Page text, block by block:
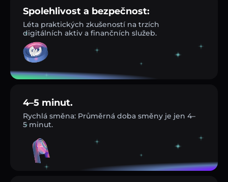
Spolehlivost a bezpečnost:
Léta praktických zkušeností na trzích
digitálních aktiv a finančních služeb.
4–5 minut.
Rychlá směna: Průměrná doba směny je jen 4–
5 minut.